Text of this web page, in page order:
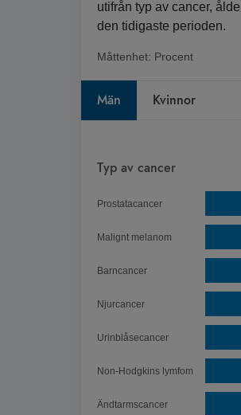
utifrån typ av cancer,
den tidigaste perioden.
Måttenhet: Procent
Män Kvinnor
Diagram
Relativ femårsöverlevnad
Diagrammet visar Spann:
Chart annotations summary
Prostatacancer
Malignt melanom
Barncancer
Njurcancer
Urinblåsecancer
Non-Hodgkins lymfom
Ändtarmscancer
Typ av cancer